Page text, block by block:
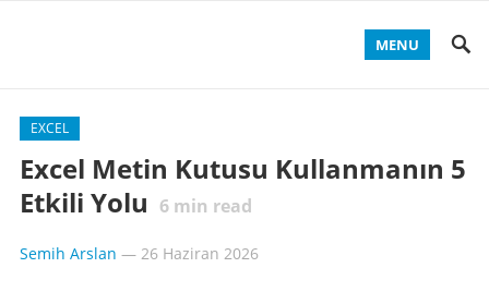
MENU
EXCEL
Excel Metin Kutusu Kullanmanın 5
Etkili Yolu 6min read
Semih Arslan — 26 Haziran 2026